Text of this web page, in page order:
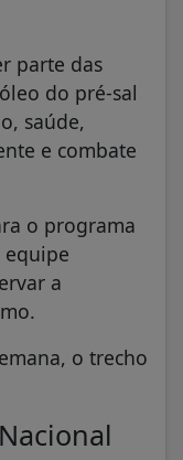
parte das
do pré-sal
saúde,
e combate
o programa
equipe
a
o trecho